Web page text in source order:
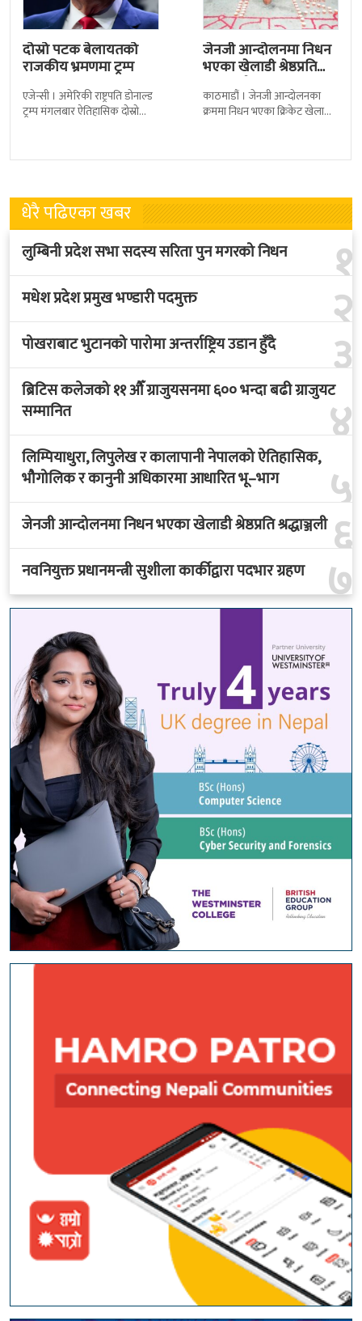
दोस्रो पटक बेलायतको
राजकीय भ्रमणमा ट्रम्प
एजेन्सी । अमेरिकी राष्ट्रपति डोनाल्ड
ट्रम्प मंगलबार ऐतिहासिक दोस्रो
बेलायत सरकारले
जेनजी आन्दोलनमा निधन
भएका खेलाडी श्रेष्ठप्रति
श्रद्धाञ्जली
काठमाडौं । जेनजी आन्दोलनका
क्रममा निधन भएका क्रिकेट खेलाडी
त्रिपुरेश्वरस्थीत राष्ट्रिय खेलकुद
धेरै पढिएका खबर
१
लुम्बिनी प्रदेश सभा सदस्य सरिता पुन मगरको निधन
२
मधेश प्रदेश प्रमुख भण्डारी पदमुक्त
३
पोखराबाट भुटानको पारोमा अन्तर्राष्ट्रिय उडान हुँदै
४
ब्रिटिस कलेजको ११ औँ ग्राजुयसनमा ६०० भन्दा बढी ग्राजुयट
सम्मानित
५
लिम्पियाधुरा, लिपुलेख र कालापानी नेपालको ऐतिहासिक,
भौगोलिक र कानुनी अधिकारमा आधारित भू–भाग
६
जेनजी आन्दोलनमा निधन भएका खेलाडी श्रेष्ठप्रति श्रद्धाञ्जली
७
नवनियुक्त प्रधानमन्त्री सुशीला कार्कीद्वारा पदभार ग्रहण